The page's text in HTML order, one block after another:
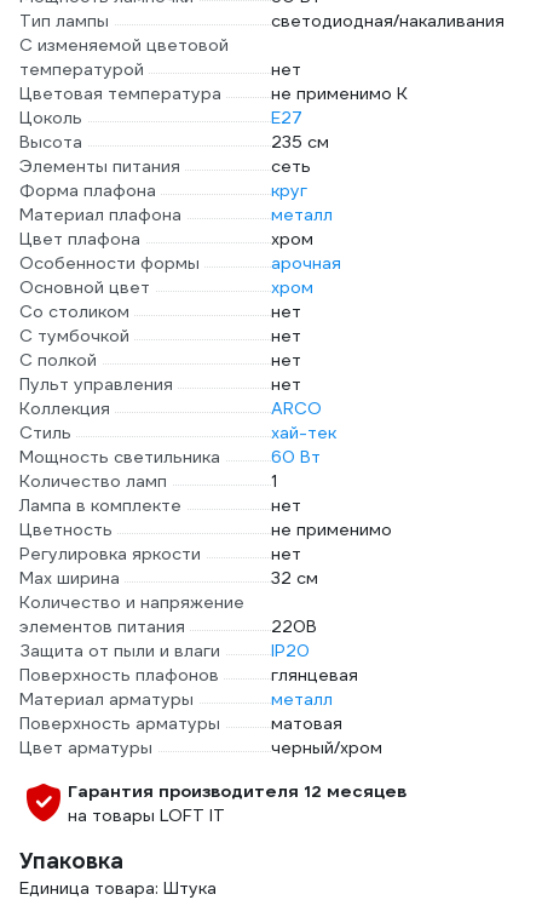
Тип лампы
светодиодная/накаливания
С изменяемой цветовой
температурой
нет
Цветовая температура
не применимо К
Цоколь
E27
Высота
235 см
Элементы питания
сеть
Форма плафона
круг
Материал плафона
металл
Цвет плафона
хром
Особенности формы
арочная
Основной цвет
хром
Со столиком
нет
С тумбочкой
нет
С полкой
нет
Пульт управления
нет
Коллекция
ARCO
Стиль
хай-тек
Мощность светильника
60 Вт
Количество ламп
1
Лампа в комплекте
нет
Цветность
не применимо
Регулировка яркости
нет
Max ширина
32 см
Количество и напряжение
элементов питания
220В
Защита от пыли и влаги
IP20
Поверхность плафонов
глянцевая
Материал арматуры
металл
Поверхность арматуры
матовая
Цвет арматуры
черный/хром
Гарантия производителя 12 месяцев
на товары LOFT IT
Упаковка
Единица товара: Штука